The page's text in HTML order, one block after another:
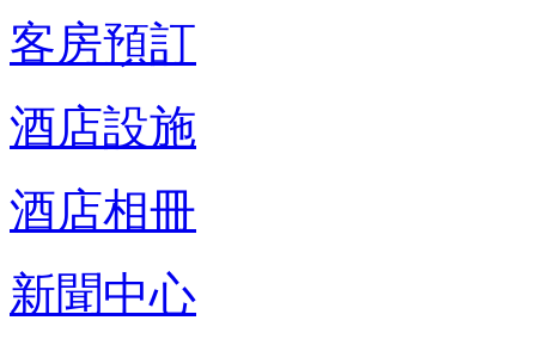
客房預訂
酒店設施
酒店相冊
新聞中心